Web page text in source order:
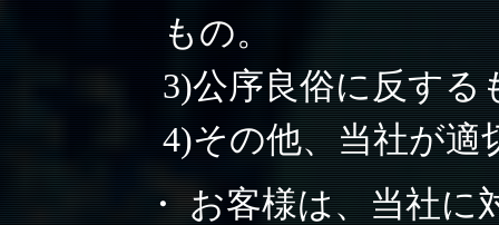
もの。
3)公序良俗に反する
4)その他、当社が適
・ お客様は、当社に